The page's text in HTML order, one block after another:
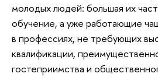
молодых людей: большая их
обучение, а уже работающие
в профессиях, не требующих
квалификации,
гостеприимства и